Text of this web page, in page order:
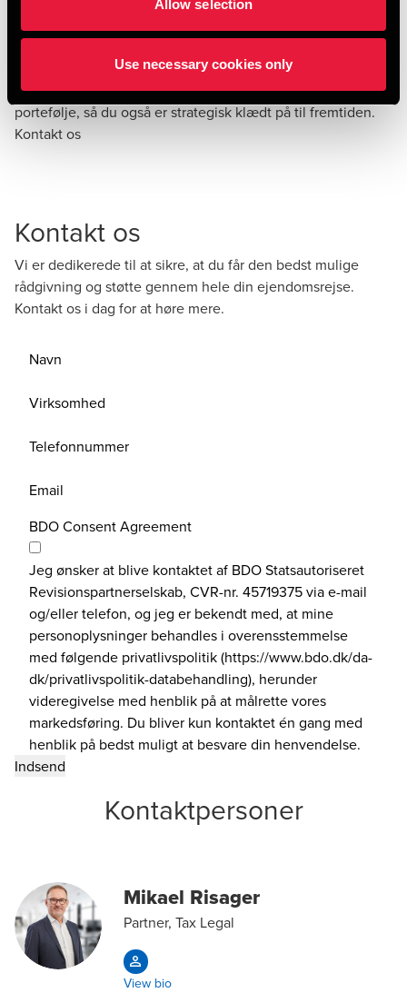
Allow selection
Use necessary cookies only
engangsydelse. Uanset om du er ny i ejendomsbranchen
eller har mange års erfaring, møder vi dig med indsigt,
nærvær og forretningsforståelse. Vi hjælper dig med at
træffe de rigtige beslutninger i dag – og følger dig og din
portefølje, så du også er strategisk klædt på til fremtiden.
Kontakt os
Kontakt os
Vi er dedikerede til at sikre, at du får den bedst mulige
rådgivning og støtte gennem hele din ejendomsrejse.
Kontakt os i dag for at høre mere.
Navn
Virksomhed
Telefonnummer
Email
BDO Consent Agreement
Jeg ønsker at blive kontaktet af BDO Statsautoriseret
Revisionspartnerselskab, CVR-nr. 45719375 via e-mail
og/eller telefon, og jeg er bekendt med, at mine
personoplysninger behandles i overensstemmelse
med følgende privatlivspolitik (https://www.bdo.dk/da-
dk/privatlivspolitik-databehandling), herunder
videregivelse med henblik på at målrette vores
markedsføring. Du bliver kun kontaktet én gang med
henblik på bedst muligt at besvare din henvendelse.
Kontaktpersoner
Mikael Risager
Partner, Tax Legal
View bio